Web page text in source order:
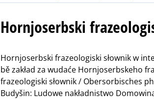
Hornjoserbski
Hornjoserbski frazeologiski słownik w
bě zakład za wudaće Hornjoserbskeho
frazeologiski słownik / Obersorbisches
Budyšin: Ludowe nakładnistwo